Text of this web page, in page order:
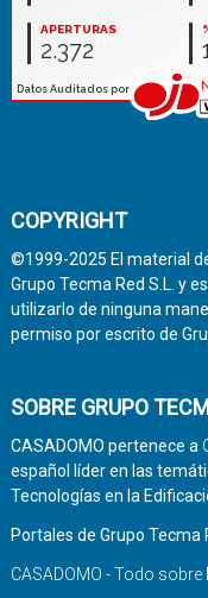
COPYRIGHT
©1999-2025 El material
Grupo Tecma Red S.L. y
utilizarlo de ninguna
permiso por escrito de
SOBRE GRUPO
CASADOMO pertenece a
español líder en las
Tecnologías en la
Portales de Grupo Tecma
CASADOMO - Todo